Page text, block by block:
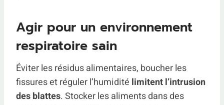
Agir pour un environnement
respiratoire sain
Éviter les résidus alimentaires, boucher les
fissures et réguler l’humidité limitent l’intrusion
des blattes. Stocker les aliments dans des